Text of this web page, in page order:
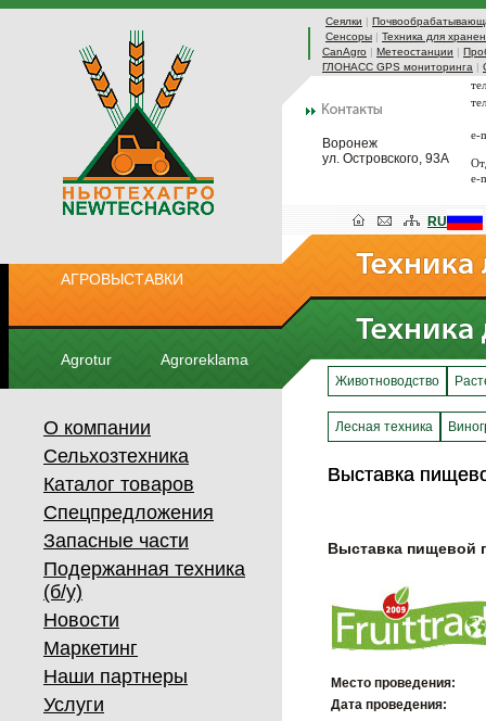
Сеялки |
Сенсоры | Техника для
CanAgro | Метеостанции |
ГЛОНАСС GPS мониторинга |
Воронеж
ул. Островского, 93А
e-
e-
АГРОВЫСТАВКИ
Agrotur Agroreklama
RU
О компании
Сельхозтехника
Каталог товаров
Спецпредложения
Запасные части
Подержанная техника
(б/у)
Новости
Маркетинг
Наши партнеры
Услуги
Животноводство
Лесная техника
Выставка
Выставка
Выставка пищевой
Место проведения:
Дата проведения: